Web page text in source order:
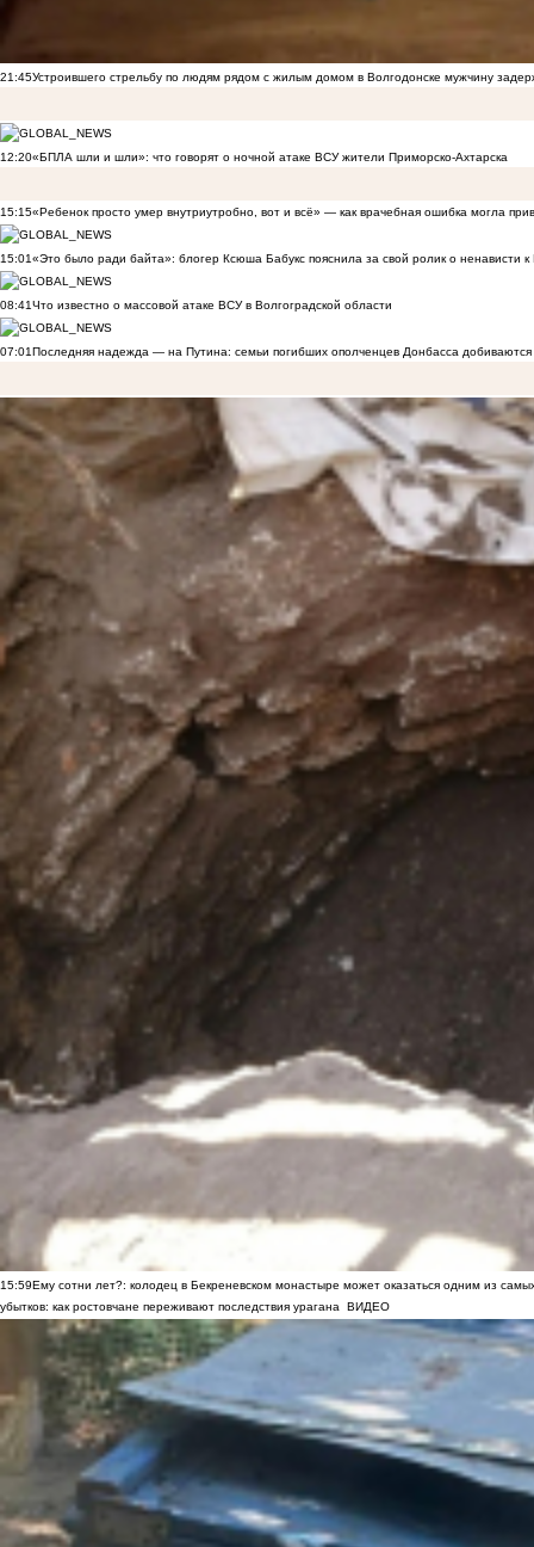
21:45Устроившего стрельбу по людям рядом с жилым домом в Волгодонске мужчину
12:20«БПЛА шли и шли»: что говорят о ночной атаке ВСУ жители Приморско-Ахтарска
15:15«Ребенок просто умер внутриутробно, вот и всё» — как врачебная ошибка могла
15:01«Это было ради байта»: блогер Ксюша Бабукс пояснила за свой ролик о ненависти
08:41Что известно о массовой атаке ВСУ в Волгоградской области
07:01Последняя надежда — на Путина: семьи погибших ополченцев Донбасса добиваются
15:59Ему сотни лет?: колодец в Бекреневском монастыре может оказаться одним из
убытков: как ростовчане переживают последствия урагана
ВИДЕО